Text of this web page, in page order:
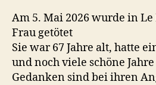
Am 5. Mai 2026 wurde in
Frau getötet
Sie war 67 Jahre alt, hatte
und noch viele schöne
Gedanken sind bei ihren